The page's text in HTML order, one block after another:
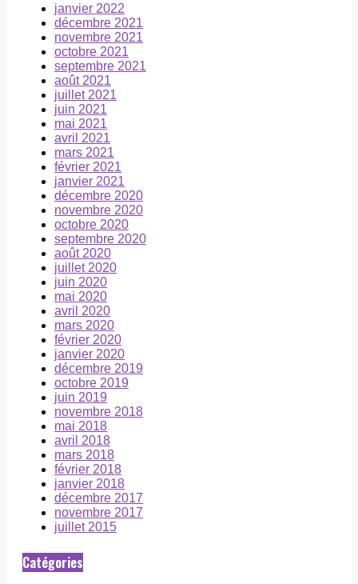
janvier 2022
décembre 2021
novembre 2021
octobre 2021
septembre 2021
août 2021
juillet 2021
juin 2021
mai 2021
avril 2021
mars 2021
février 2021
janvier 2021
décembre 2020
novembre 2020
octobre 2020
septembre 2020
août 2020
juillet 2020
juin 2020
mai 2020
avril 2020
mars 2020
février 2020
janvier 2020
décembre 2019
octobre 2019
juin 2019
novembre 2018
mai 2018
avril 2018
mars 2018
février 2018
janvier 2018
décembre 2017
novembre 2017
juillet 2015
Catégories